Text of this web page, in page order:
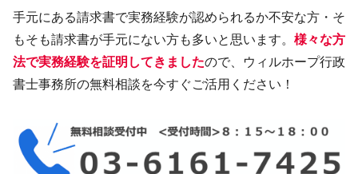
手元にある請求書で実務経験が認められるか不安な方・そ
もそも請求書が手元にない方も多いと思います。 様々な方
法で実務経験を証明してきましたので、ウィルホープ行政
書士事務所の無料相談を今すぐご活用ください！